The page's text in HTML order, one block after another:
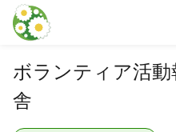
本文に飛ぶ
ボランティア活
舎